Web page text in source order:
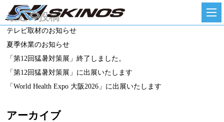
最近の投稿
テレビ取材のお知らせ
夏季休業のお知らせ
「第12回猛暑対策展」終了しました。
「第12回猛暑対策展」に出展いたします
「World Health Expo 大阪2026」に出展いたします
アーカイブ